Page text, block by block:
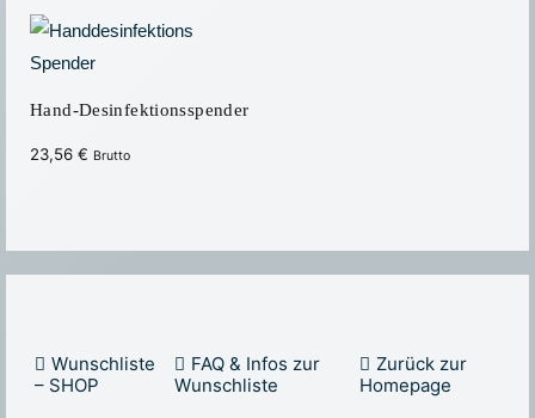
Hand-Desinfektionsspender
23,56 € Brutto
Wunschliste
– SHOP
FAQ & Infos zur
Wunschliste
Zurück zur
Homepage